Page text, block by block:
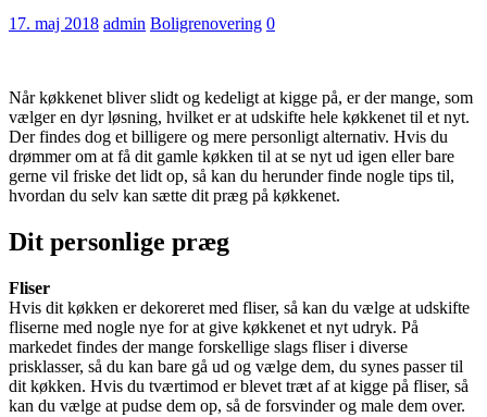
17. maj 2018 admin Boligrenovering 0
Når køkkenet bliver slidt og kedeligt at kigge på, er der mange, som
vælger en dyr løsning, hvilket er at udskifte hele køkkenet til et nyt.
Der findes dog et billigere og mere personligt alternativ. Hvis du
drømmer om at få dit gamle køkken til at se nyt ud igen eller bare
gerne vil friske det lidt op, så kan du herunder finde nogle tips til,
hvordan du selv kan sætte dit præg på køkkenet.
Dit personlige præg
Fliser
Hvis dit køkken er dekoreret med fliser, så kan du vælge at udskifte
fliserne med nogle nye for at give køkkenet et nyt udryk. På
markedet findes der mange forskellige slags fliser i diverse
prisklasser, så du kan bare gå ud og vælge dem, du synes passer til
dit køkken. Hvis du tværtimod er blevet træt af at kigge på fliser, så
kan du vælge at pudse dem op, så de forsvinder og male dem over.